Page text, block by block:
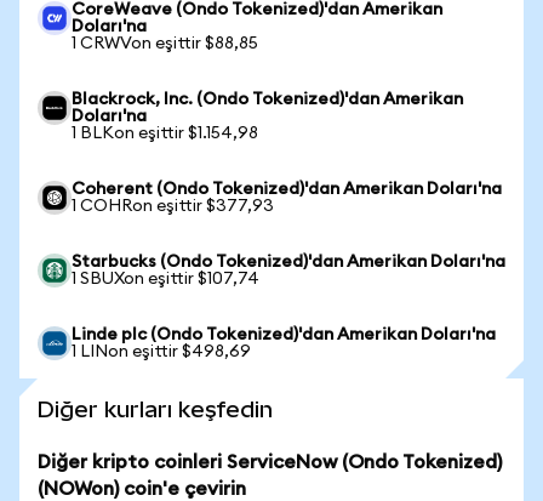
CoreWeave (Ondo Tokenized)'dan Amerikan
Doları'na
1 CRWVon eşittir $88,85
Blackrock, Inc. (Ondo Tokenized)'dan Amerikan
Doları'na
1 BLKon eşittir $1.154,98
Coherent (Ondo Tokenized)'dan Amerikan Doları'na
1 COHRon eşittir $377,93
Starbucks (Ondo Tokenized)'dan Amerikan Doları'na
1 SBUXon eşittir $107,74
Linde plc (Ondo Tokenized)'dan Amerikan Doları'na
1 LINon eşittir $498,69
Diğer kurları keşfedin
Diğer kripto coinleri ServiceNow (Ondo Tokenized)
(NOWon) coin'e çevirin